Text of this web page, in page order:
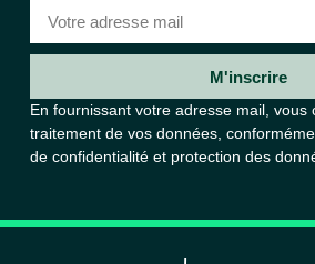
M'inscrire
En fournissant votre adresse mail, vous
traitement de vos données,
de confidentialité et protection des